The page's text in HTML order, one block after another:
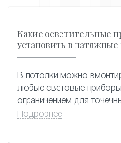
Какие осветительные
установить в натяжные
В потолки можно
любые световые
ограничением для
является их мощность
Подробнее